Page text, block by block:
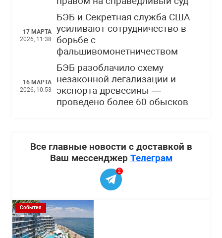
17 МАРТА
2026, 11:38
БЭБ и Секретная служба США
усиливают сотрудничество в
борьбе с
фальшивомонетничеством
16 МАРТА
2026, 10:53
БЭБ разоблачило схему
незаконной легализации и
экспорта древесины —
проведено более 60 обысков
Все главные новости с доставкой в
Ваш мессенджер Телеграм
2
События